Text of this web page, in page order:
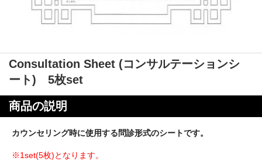
Consultation Sheet (コンサルテーションシ
ート) 5枚set
商品の説明
カウンセリング時に使用する問診形式のシートです。
※1set(5枚)となります。